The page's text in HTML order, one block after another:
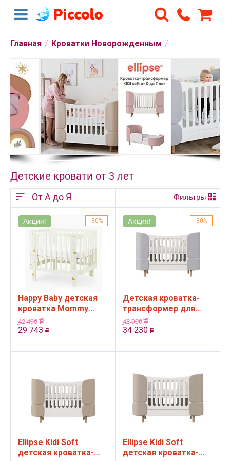
Главная / Кроватки Новорожденным /
Детские кровати от 3 лет
От А до Я Фильтры
Акция! 30%
Happy Baby детская
кроватка Mommy
Love, Milky
(ЭКСПОЗИЦИЯ
42 490 Р
29 743 Р
Акция! 30%
Детская кроватка-
трансформер для
новорожденных
Ellipse Kidi Soft, от 0
48 900 Р
34 230 Р
Ellipse Kidi Soft
детская кроватка-
Ellipse Kidi Soft
детская кроватка-